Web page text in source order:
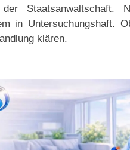
in Untersuchungshaft.
klären.